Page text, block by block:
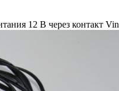
12 В через контакт